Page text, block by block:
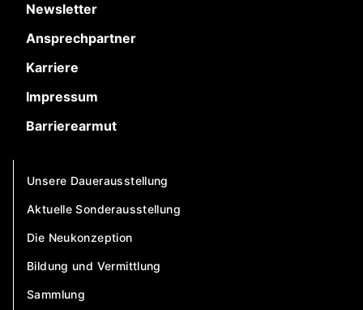
Newsletter
Ansprechpartner
Karriere
Impressum
Barrierearmut
Unsere Dauerausstellung
Aktuelle Sonderausstellung
Die Neukonzeption
Bildung und Vermittlung
Sammlung